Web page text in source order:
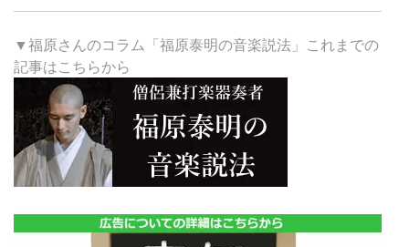
▼福原さんのコラム「福原泰明の音楽説法」これまでの
記事はこちらから